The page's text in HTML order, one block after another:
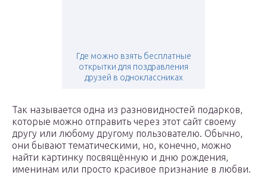
Где можно взять бесплатные
открытки для поздравления
друзей в одноклассниках
Так называется одна из разновидностей подарков,
которые можно отправить через этот сайт своему
другу или любому другому пользователю. Обычно,
они бывают тематическими, но, конечно, можно
найти картинку посвящённую и дню рождения,
именинам или просто красивое признание в любви.